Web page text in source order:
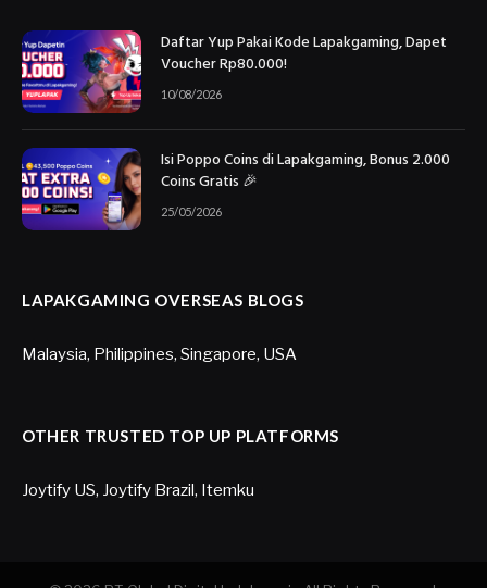
Daftar Yup Pakai Kode Lapakgaming, Dapet
Voucher Rp80.000!
10/08/2026
Isi Poppo Coins di Lapakgaming, Bonus 2.000
Coins Gratis 🎉
25/05/2026
LAPAKGAMING OVERSEAS BLOGS
Malaysia, Philippines, Singapore, USA
OTHER TRUSTED TOP UP PLATFORMS
Joytify US, Joytify Brazil , Itemku